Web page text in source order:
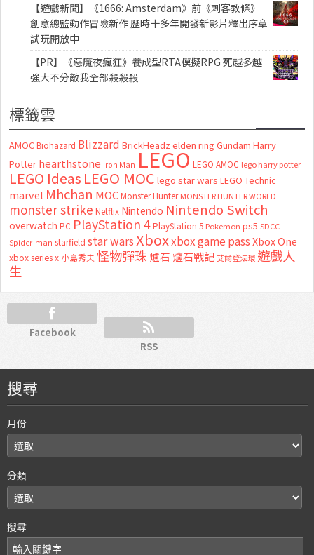
【遊戲新聞】《1666: Amsterdam》前《刺客教條》
創意總監動作冒險新作 歷時十多年開發新影片釋出序章
試玩開放中
【PR】《惡魔夜瘋狂》養成型RTA模擬RPG 死越多越
強大不分敵我全部殺殺殺
標籤雲
AMOC Biohazard Blizzard BrickHeadz elden ring Gundam Harry
Potter hearthstone Iron Man LEGO LEGO AMOC lego harry potter
LEGO Ideas LEGO MOC lego star wars LEGO Technic
marvel Mhchan MOC Monster Hunter MONSTER HUNTER WORLD
monster strike Netflix Nintendo Nintendo Switch
overwatch PC PlayStation 4 PlayStation 5 Pokemon ps5 SDCC
Spider-man starfield star warsXboxxbox game passXbox One
xbox series x 小島秀夫怪物彈珠 爐石 爐石戰記艾爾登法環 遊戲人
生
Facebook
RSS
搜尋
月份
分類
搜尋